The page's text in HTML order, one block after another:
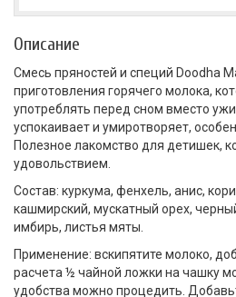
Описание
Смесь пряностей и специй Doodha
приготовления горячего молока,
употреблять перед сном вместо
успокаивает и умиротворяет,
Полезное лакомство для детишек,
удовольствием.
Состав: куркума, фенхель, анис,
кашмирский, мускатный орех,
имбирь, листья мяты.
Применение: вскипятите молоко,
расчета ½ чайной ложки на чашку
удобства можно процедить.